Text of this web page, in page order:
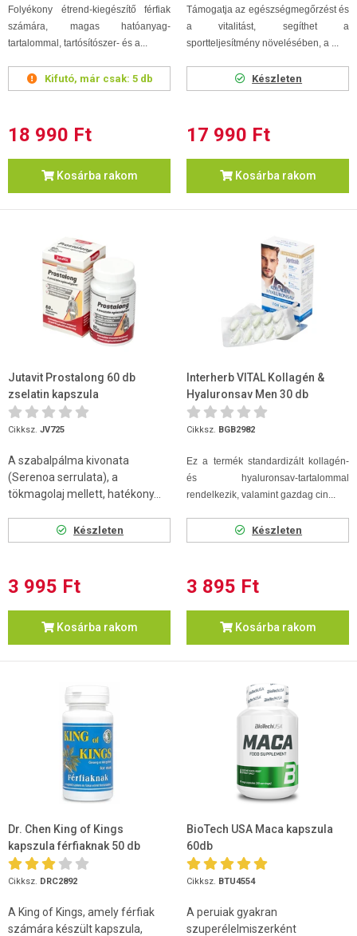
Folyékony étrend-kiegészítő férfiak
számára, magas hatóanyag-
tartalommal, tartósítószer- és a...
Kifutó, már csak: 5 db
18 990 Ft
Kosárba rakom
Támogatja az egészségmegőrzést és
a vitalitást, segíthet a
sportteljesítmény növelésében, a ...
Készleten
17 990 Ft
Kosárba rakom
Jutavit Prostalong 60 db
zselatin kapszula
Cikksz. JV725
A szabalpálma kivonata
(Serenoa serrulata), a
tökmagolaj mellett, hatékony...
Készleten
3 995 Ft
Kosárba rakom
Interherb VITAL Kollagén &
Hyaluronsav Men 30 db
kapszula
Cikksz. BGB2982
Ez a termék standardizált kollagén-
és hyaluronsav-tartalommal
rendelkezik, valamint gazdag cin...
Készleten
3 895 Ft
Kosárba rakom
Dr. Chen King of Kings
kapszula férfiaknak 50 db
Cikksz. DRC2892
A King of Kings, amely férfiak
számára készült kapszula,
BioTech USA Maca kapszula
60db
Cikksz. BTU4554
A peruiak gyakran
szuperélelmiszerként